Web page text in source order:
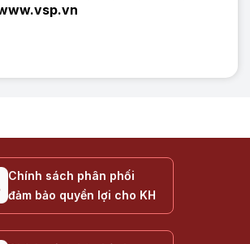
Chính sách phân phối
đảm bảo quyền lợi cho KH